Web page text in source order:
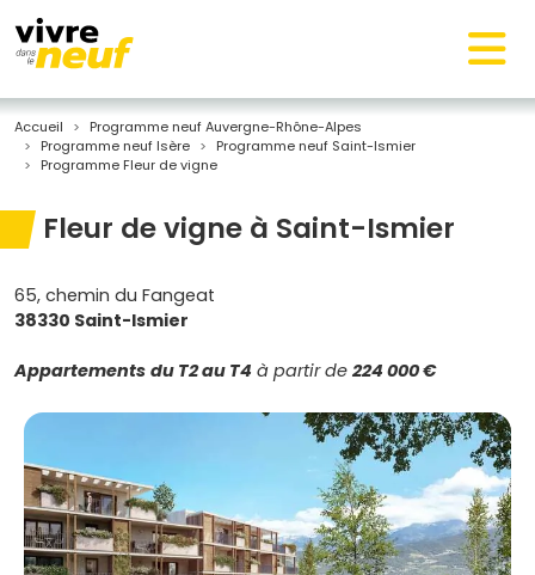
Accueil
Programme neuf Auvergne-Rhône-Alpes
Programme neuf Isère
Programme neuf Saint-Ismier
Programme Fleur de vigne
Fleur de vigne à Saint-Ismier
65, chemin du Fangeat
38330 Saint-Ismier
Appartements du T2 au T4 à partir de 224 000 €